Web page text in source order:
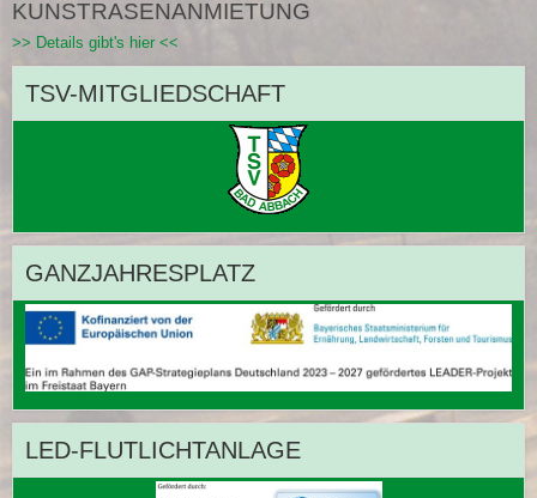
KUNSTRASENANMIETUNG
>> Details gibt's hier <<
TSV-MITGLIEDSCHAFT
GANZJAHRESPLATZ
LED-FLUTLICHTANLAGE